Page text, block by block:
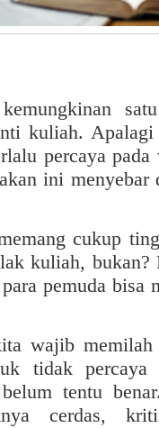
kuliah.
percaya
ini
cukup
kuliah, bukan?
pemuda bisa
wajib memilah
tidak
tentu
cerdas,